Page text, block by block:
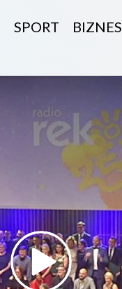
SPORT BIZNES